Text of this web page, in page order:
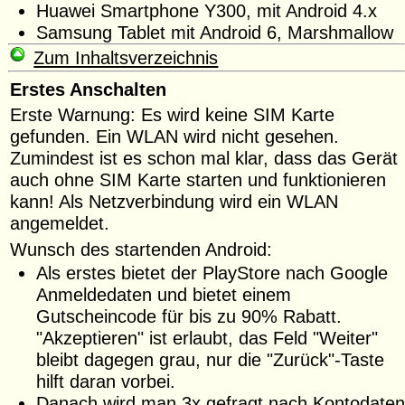
Huawei Smartphone Y300, mit Android 4.x
Samsung Tablet mit Android 6, Marshmallow
Zum Inhaltsverzeichnis
Erstes Anschalten
Erste Warnung: Es wird keine SIM Karte
gefunden. Ein WLAN wird nicht gesehen.
Zumindest ist es schon mal klar, dass das Gerät
auch ohne SIM Karte starten und funktionieren
kann! Als Netzverbindung wird ein WLAN
angemeldet.
Wunsch des startenden Android:
Als erstes bietet der PlayStore nach Google
Anmeldedaten und bietet einem
Gutscheincode für bis zu 90% Rabatt.
"Akzeptieren" ist erlaubt, das Feld "Weiter"
bleibt dagegen grau, nur die "Zurück"-Taste
hilft daran vorbei.